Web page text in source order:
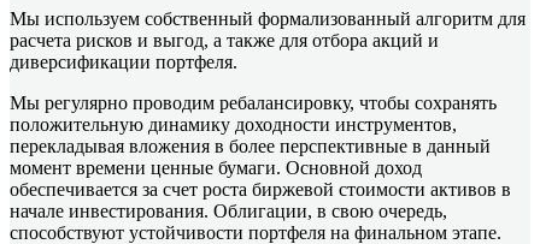
Мы используем собственный формализованный алгоритм для
расчета рисков и выгод, а также для отбора акций и
диверсификации портфеля.
Мы регулярно проводим ребалансировку, чтобы сохранять
положительную динамику доходности инструментов,
перекладывая вложения в более перспективные в данный
момент времени ценные бумаги. Основной доход
обеспечивается за счет роста биржевой стоимости активов в
начале инвестирования. Облигации, в свою очередь,
способствуют устойчивости портфеля на финальном этапе.